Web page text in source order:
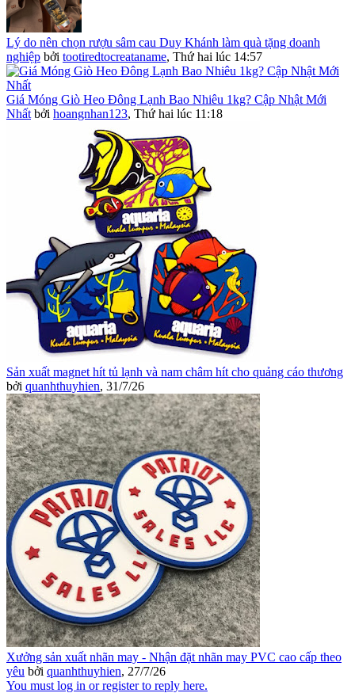
Lý do nên chọn rượu sâm cau Duy Khánh làm quà tặng doanh
nghiệp bởi tootiredtocreataname, Thứ hai lúc 14:57
Giá Móng Giò Heo Đông Lạnh Bao Nhiêu 1kg? Cập Nhật Mới
Nhất bởi hoangnhan123, Thứ hai lúc 11:18
Sản xuất magnet hít tủ lạnh và nam châm hít cho quảng cáo thương
bởi quanhthuyhien, 31/7/26
Xưởng sản xuất nhãn may - Nhận đặt nhãn may PVC cao cấp theo
yêu bởi quanhthuyhien, 27/7/26
You must log in or register to reply here.